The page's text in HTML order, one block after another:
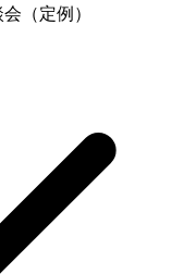
（定例）